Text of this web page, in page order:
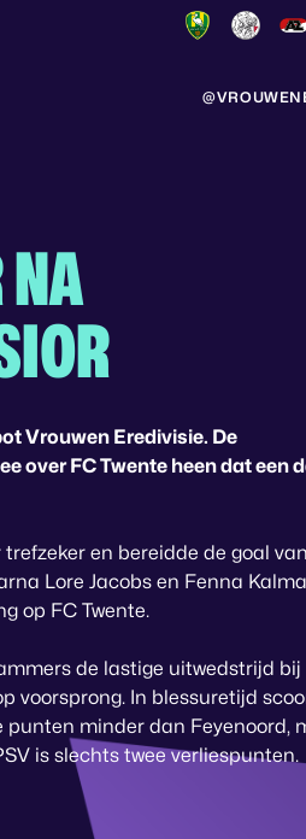
Vrouwen Eredivisie. De
over FC Twente heen dat een
en bereidde de goal van
Lore Jacobs en Fenna
op FC Twente.
de lastige uitwedstrijd bij
voorsprong. In blessuretijd
punten minder dan Feyenoord,
is slechts twee verliespunten.